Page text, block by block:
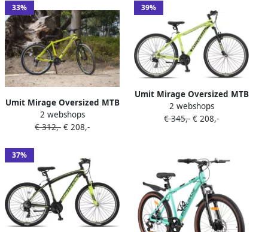
33%
Umit Mirage Oversized MTB
29 Inch 50 cm Unisex 21V V
Brakes Lime Zwart
2 webshops
€ 312,- € 208,-
39%
Umit Mirage Oversized MTB
27.5 Inch 50 cm Unisex 21V
V Brakes Lime Zwart
2 webshops
€ 345,- € 208,-
37%